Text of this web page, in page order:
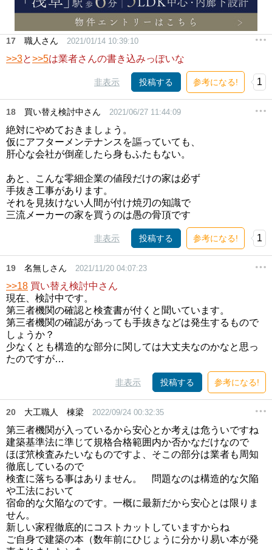
17 職人さん 2021/01/14 10:39:10
>>3と>>5は業者さんの書き込みっぽいな
非表示 投稿する 参考になる! 1
18 買い替え検討中さん 2021/06/27 11:44:09
絶対にやめておきましょう。
仮にアフターメンテナンスを謳っていても、
肝心な会社が倒産したら身もふたもない。
あと、こんな零細企業の値段だけの家は必ず
手抜き工事があります。
それを見抜けない人間が付け焼刃の知識で
三流メーカーの家を買うのは愚の骨頂です
非表示 投稿する 参考になる! 1
19 名無しさん 2021/11/20 04:07:23
>>18 買い替え検討中さん
現在、検討中です。
第三者機関の確認と検査書が付くと聞いています。
第三者機関の確認があっても手抜きなどは発生するもので
しょうか？
少なくとも構造的な部分に関しては大丈夫なのかなと思っ
たのですが…
非表示 投稿する 参考になる!
20 大工職人 棟梁 2022/09/24 00:32:35
第三者機関が入っているから安心とか考えは危ういですね
建築基準法に準じて規格合格範囲内か否かなだけなので
ほぼ笊検査みたいなものですよ、そこの部分は業者も周知
徹底しているので
検査に落ちる事はありません。 問題なのは構造的な欠陥
や工法において
宿命的な欠陥なのです。一概に最新だから安心とは限りま
せん。
新しい家程徹底的にコストカットしていますからね
ご自身で建築の本（数年前にひじょうに分かり易い本が発